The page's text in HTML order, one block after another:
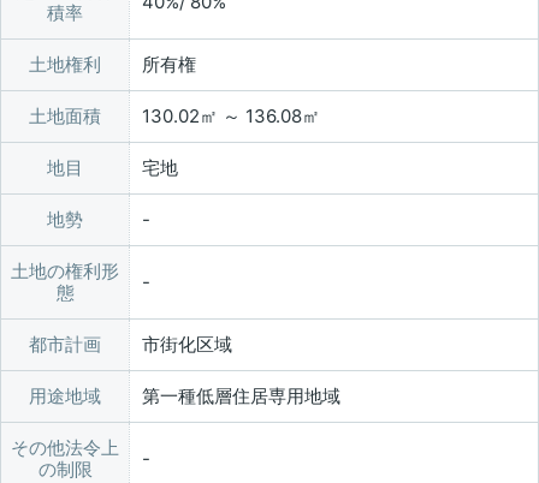
積率
土地権利 所有権
土地面積 130.02㎡ ～ 136.08㎡
地目 宅地
地勢
土地の権利形
態
都市計画 市街化区域
用途地域 第一種低層住居専用地域
その他法令上
の制限